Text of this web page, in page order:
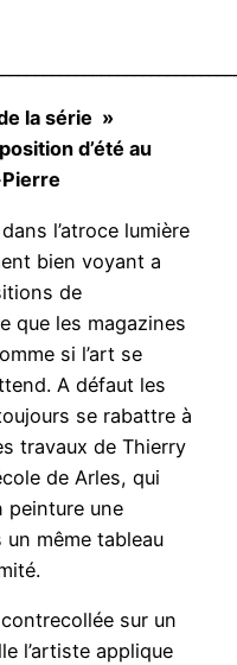
la série »
d’été au
l’atroce lumière
bien voyant a
de
que les magazines
si l’art se
A défaut les
se rabattre à
travaux de Thierry
de Arles, qui
peinture une
même tableau
sur un
l’artiste applique